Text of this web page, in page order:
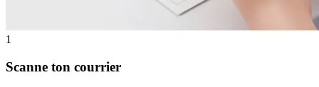
1
Scanne ton courrier